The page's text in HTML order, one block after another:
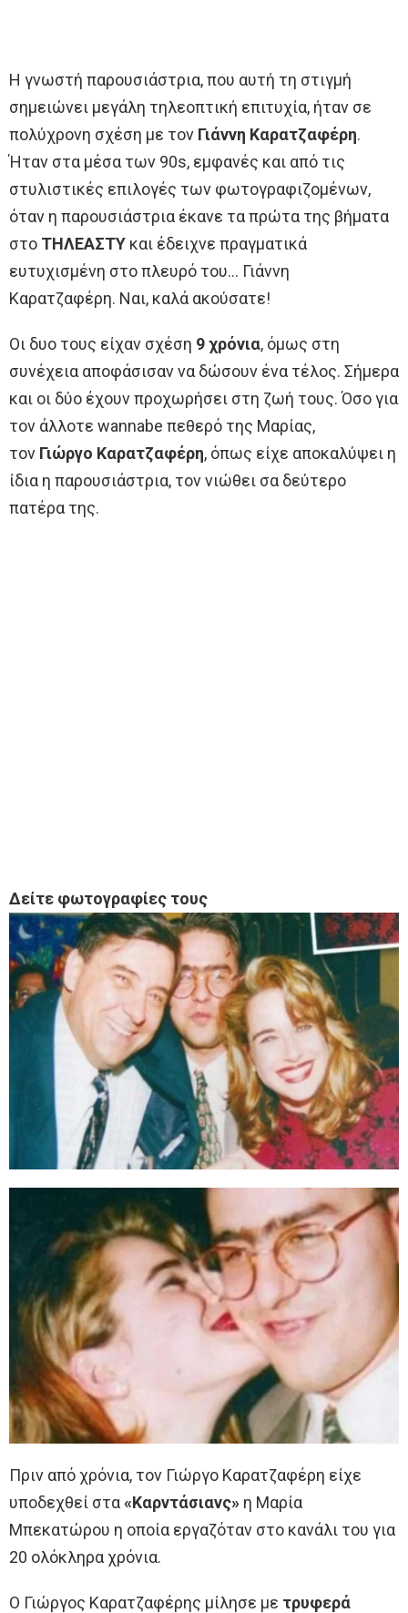
Η γνωστή παρουσιάστρια, που αυτή τη στιγμή
σημειώνει μεγάλη τηλεοπτική επιτυχία, ήταν σε
πολύχρονη σχέση με τον Γιάννη Καρατζαφέρη.
Ήταν στα μέσα των 90s, εμφανές και από τις
στυλιστικές επιλογές των φωτογραφιζομένων,
όταν η παρουσιάστρια έκανε τα πρώτα της βήματα
στο ΤΗΛΕΑΣΤΥ και έδειχνε πραγματικά
ευτυχισμένη στο πλευρό του… Γιάννη
Καρατζαφέρη. Ναι, καλά ακούσατε!
Οι δυο τους είχαν σχέση 9 χρόνια, όμως στη
συνέχεια αποφάσισαν να δώσουν ένα τέλος. Σήμερα
και οι δύο έχουν προχωρήσει στη ζωή τους. Όσο για
τον άλλοτε wannabe πεθερό της Μαρίας,
τον Γιώργο Καρατζαφέρη, όπως είχε αποκαλύψει η
ίδια η παρουσιάστρια, τον νιώθει σα δεύτερο
πατέρα της.
Δείτε φωτογραφίες τους
Πριν από χρόνια, τον Γιώργο Καρατζαφέρη είχε
υποδεχθεί στα«Καρντάσιανς» η Μαρία
Μπεκατώρου η οποία εργαζόταν στο κανάλι του για
20 ολόκληρα χρόνια.
Ο Γιώργος Καρατζαφέρης μίλησε με τρυφερά